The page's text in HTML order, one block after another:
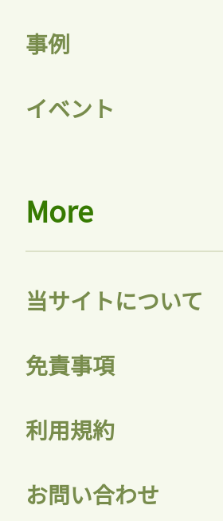
事例
イベント
More
当サイトについて
免責事項
利用規約
お問い合わせ